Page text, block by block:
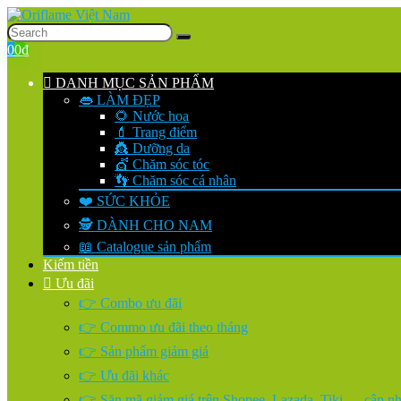
00₫
DANH MỤC SẢN PHẨM
👄 LÀM ĐẸP
🌻 Nước hoa
💄 Trang điểm
👸 Dưỡng da
💇 Chăm sóc tóc
👣 Chăm sóc cá nhân
❤️ SỨC KHỎE
🕵️ DÀNH CHO NAM
📖 Catalogue sản phẩm
Kiếm tiền
Ưu đãi
👉 Combo ưu đãi
👉 Commo ưu đãi theo tháng
👉 Sản phẩm giảm giá
👉 Ưu đãi khác